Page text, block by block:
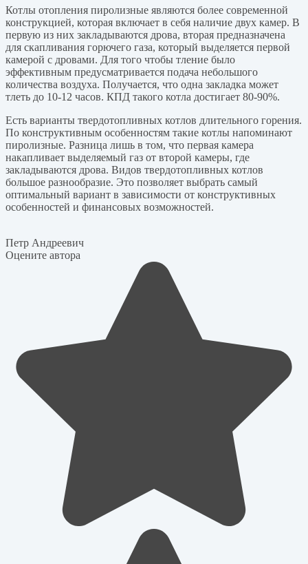
Котлы отопления пиролизные являются более современной
конструкцией, которая включает в себя наличие двух камер. В
первую из них закладываются дрова, вторая предназначена
для скапливания горючего газа, который выделяется первой
камерой с дровами. Для того чтобы тление было
эффективным предусматривается подача небольшого
количества воздуха. Получается, что одна закладка может
тлеть до 10-12 часов. КПД такого котла достигает 80-90%.
Есть варианты твердотопливных котлов длительного горения.
По конструктивным особенностям такие котлы напоминают
пиролизные. Разница лишь в том, что первая камера
накапливает выделяемый газ от второй камеры, где
закладываются дрова. Видов твердотопливных котлов
большое разнообразие. Это позволяет выбрать самый
оптимальный вариант в зависимости от конструктивных
особенностей и финансовых возможностей.
Петр Андреевич
Оцените автора